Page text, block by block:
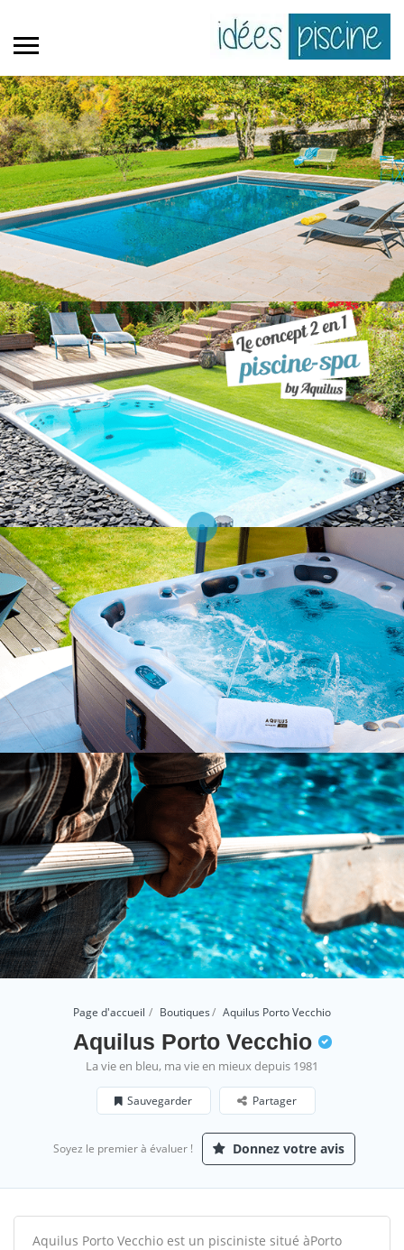
Page d'accueil Boutiques Aquilus Porto Vecchio
Aquilus Porto Vecchio
La vie en bleu, ma vie en mieux depuis 1981
Sauvegarder Partager
Soyez le premier à évaluer ! Donnez votre avis
Aquilus Porto Vecchio est un pisciniste situé àPorto